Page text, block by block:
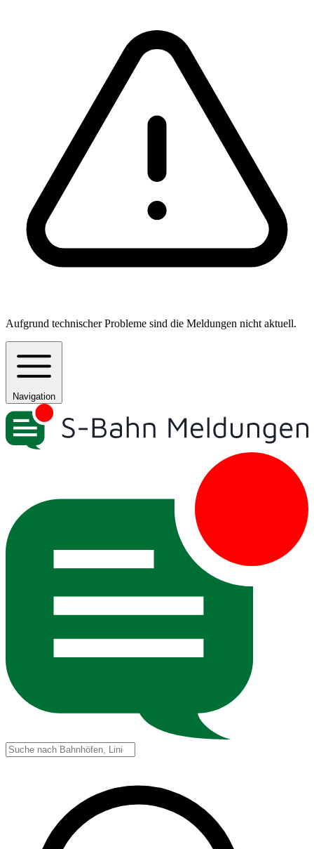
Aufgrund technischer Probleme sind die Meldungen nicht aktuell.
Navigation